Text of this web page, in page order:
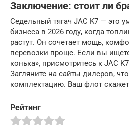
Заключение: стоит ли
Седельный тягач JAC K7 — это
бизнеса в 2026 году, когда
растут. Он сочетает мощь,
перевозки проще. Если вы
конька», присмотритесь к JAC
Загляните на сайты дилеров,
комплектацию. Ваш флот
Рейтинг